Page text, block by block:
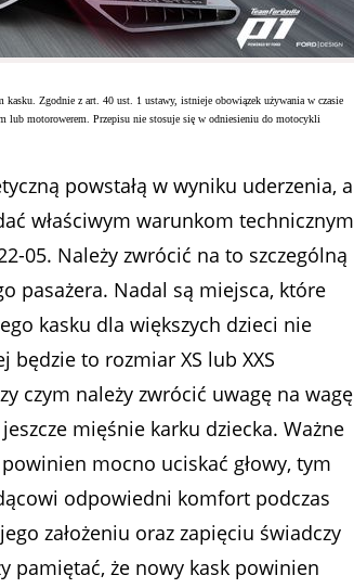
Zgodnie z art. 40 ust. 1 ustawy, istnieje obowiązek używania w czasie
lub motorowerem. Przepisu nie stosuje się w odniesieniu do motocykli
powstałą w wyniku uderzenia, a
właściwym warunkom technicznym
05. Należy zwrócić na to szczególną
pasażera. Nadal są miejsca, które
kasku dla większych dzieci nie
to rozmiar XS lub XXS
czym należy zwrócić uwagę na wagę
mięśnie karku dziecka. Ważne
mocno uciskać głowy, tym
odpowiedni komfort podczas
założeniu oraz zapięciu świadczy
pamiętać, że nowy kask powinien